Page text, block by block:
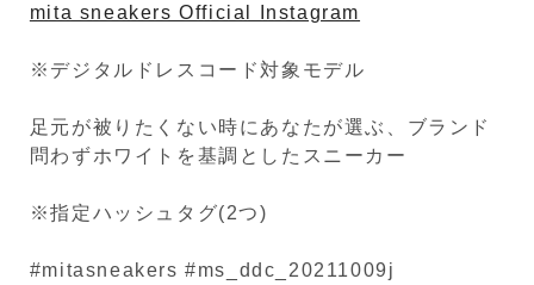
mita sneakers Official Instagram
※デジタルドレスコード対象モデル
足元が被りたくない時にあなたが選ぶ、ブランド
問わずホワイトを基調としたスニーカー
※指定ハッシュタグ(2つ)
#mitasneakers #ms_ddc_20211009j